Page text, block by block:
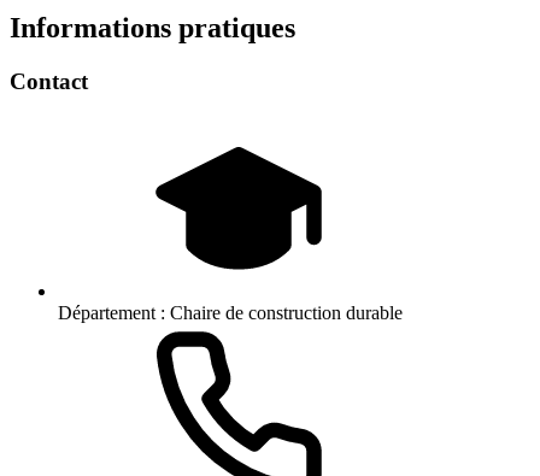
Informations pratiques
Contact
Département : Chaire de construction durable